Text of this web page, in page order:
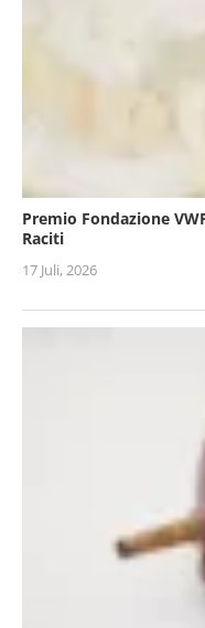
Premio Fondazione
Raciti
17 Juli, 2026